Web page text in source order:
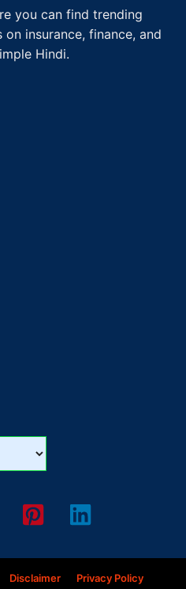
you can find trending
insurance, finance, and
Hindi.
Disclaimer Privacy Policy